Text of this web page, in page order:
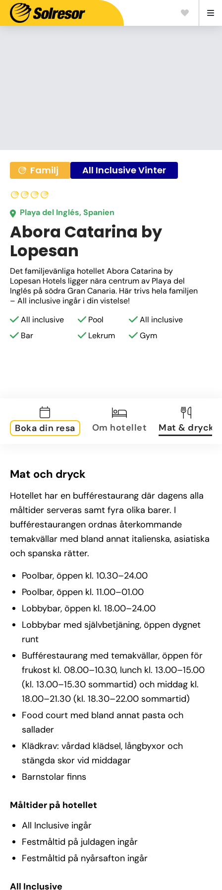
Familj All Inclusive Vinter
Playa del Inglés, Spanien
Abora Catarina by
Lopesan
Det familjevänliga hotellet Abora Catarina by
Lopesan Hotels ligger nära centrum av Playa del
Inglés på södra Gran Canaria. Här trivs hela familjen
– All inclusive ingår i din vistelse!
All inclusive
Pool
All inclusive
Bar
Lekrum Gym
Boka din resa Om hotellet Mat & dryck
Mat och dryck
Hotellet har en bufférestaurang där dagens alla
måltider serveras samt fyra olika barer. I
bufférestaurangen ordnas återkommande
temakvällar med bland annat italienska, asiatiska
och spanska rätter.
Poolbar, öppen kl. 10.30–24.00
Poolbar, öppen kl. 11.00–01.00
Lobbybar, öppen kl. 18.00–24.00
Lobbybar med självbetjäning, öppen dygnet
runt
Bufférestaurang med temakvällar, öppen för
frukost kl. 08.00–10.30, lunch kl. 13.00–15.00
(kl. 13.00–15.30 sommartid) och middag kl.
18.00–21.30 (kl. 18.30–22.00 sommartid)
Food court med bland annat pasta och
sallader
Klädkrav: vårdad klädsel, långbyxor och
stängda skor vid middagar
Barnstolar finns
Måltider på hotellet
All Inclusive ingår
Festmåltid på juldagen ingår
Festmåltid på nyårsafton ingår
All Inclusive